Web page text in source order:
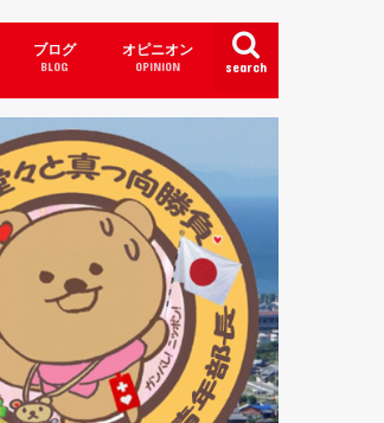
search
ブログ
BLOG
オピニオン
OPINION